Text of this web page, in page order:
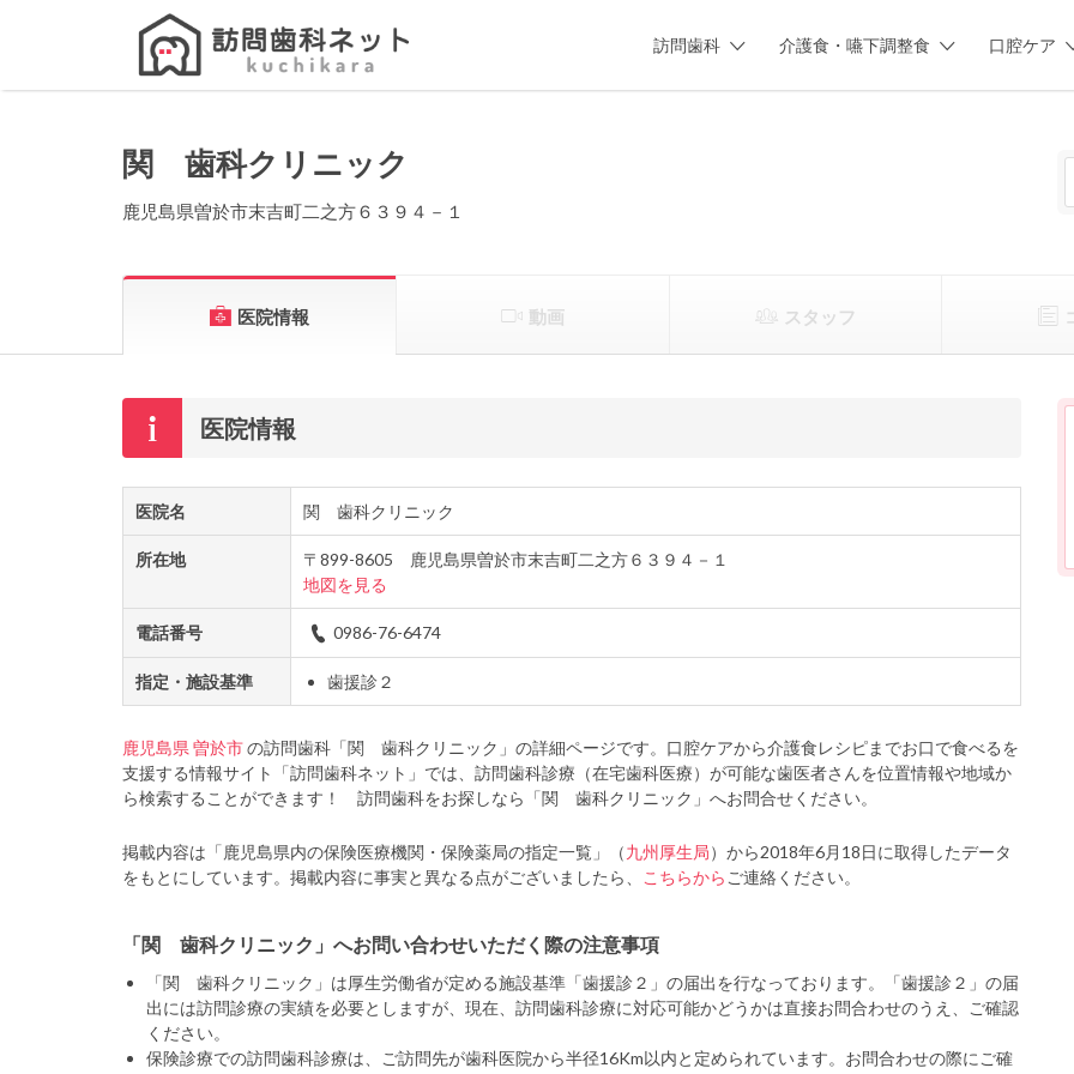
訪問歯科 介護食・嚥下調整食 口腔ケア
Search
関 歯科クリニック
鹿児島県曽於市末吉町二之方６３９４－１
医院情報 動画 スタッフ
医院情報
医院名 関 歯科クリニック
所在地
〒899-8605 鹿児島県曽於市末吉町二之方６３９４－１
地図を見る
電話番号 0986-76-6474
指定・施設基準 歯援診２
鹿児島県 曽於市の訪問歯科「関 歯科クリニック」の詳細ページです。口腔ケアから介護食レシピまでお口で食べるを
支援する情報サイト「訪問歯科ネット」では、訪問歯科診療（在宅歯科医療）が可能な歯医者さんを位置情報や地域か
ら検索することができます！ 訪問歯科をお探しなら「関 歯科クリニック」へお問合せください。
掲載内容は「鹿児島県内の保険医療機関・保険薬局の指定一覧」（九州厚生局）から2018年6月18日に取得したデータ
をもとにしています。掲載内容に事実と異なる点がございましたら、
こちらから ご連絡ください。
「関 歯科クリニック」へお問い合わせいただく際の注意事項
「関 歯科クリニック」は厚生労働省が定める施設基準「歯援診２」の届出を行なっております。「歯援診２」の届
出には訪問診療の実績を必要としますが、現在、訪問歯科診療に対応可能かどうかは直接お問合わせのうえ、ご確認
ください。
保険診療での訪問歯科診療は、ご訪問先が歯科医院から半径16Km以内と定められています。お問合わせの際にご確